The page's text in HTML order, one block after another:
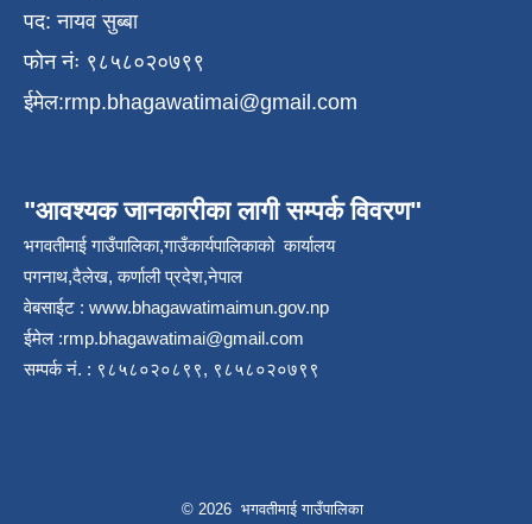
पद: नायव सुब्बा
फोन नंः ९८५८०२०७९९
ईमेल:rmp.bhagawatimai@gmail.com
"आवश्यक जानकारीका लागी सम्पर्क विवरण"
भगवतीमाई गाउँपालिका,गाउँकार्यपालिकाको कार्यालय
पगनाथ,दैलेख, कर्णाली प्रदेश,नेपाल
वेबसाईट : www.bhagawatimaimun.gov.np
ईमेल :rmp.bhagawatimai@gmail.com
सम्पर्क नं. : ९८५८०२०८९९, ९८५८०२०७९९
© 2026 भगवतीमाई गाउँपालिका